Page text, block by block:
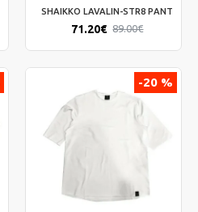
SHAIKKO LAVALIN-STR8 PANT
71.20€ 89.00€
-20 %